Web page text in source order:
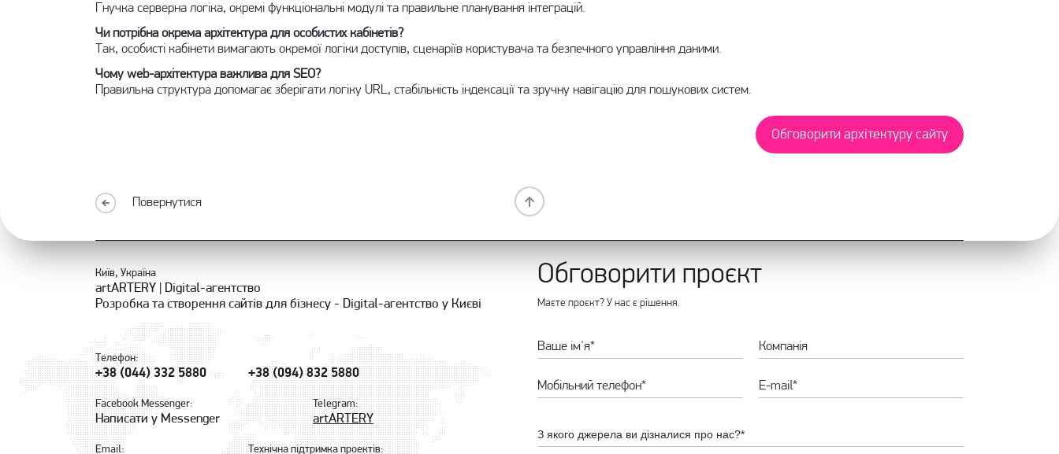
Гнучка серверна логіка, окремі функціональні модулі та правильне планування інтеграцій.
Чи потрібна окрема архітектура для особистих кабінетів?
Так, особисті кабінети вимагають окремої логіки доступів, сценаріїв користувача та безпечного управління даними.
Чому web-архітектура важлива для SEO?
Правильна структура допомагає зберігати логіку URL, стабільність індексації та зручну навігацію для пошукових систем.
Обговорити архітектуру сайту
Повернутися
Київ, Україна
artARTERY | Digital-агентство
Розробка та створення сайтів для бізнесу - Digital-агентство у Києві
Телефон:
+38 (044) 332 5880 +38 (094) 832 5880
Facebook Messenger:
Написати у Messenger
Telegram:
artARTERY
Email: Технічна підтримка проектів:
Обговорити проєкт
Маєте проєкт? У нас є рішення.
З якого джерела ви дізналися про нас?*